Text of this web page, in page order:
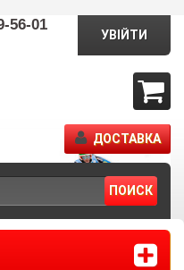
56-01
ПОИСК
УВІЙТИ
ДОСТАВКА